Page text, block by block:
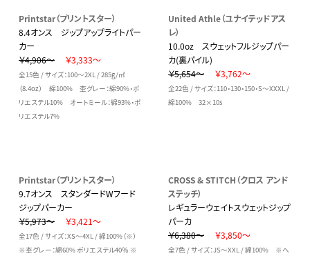
Printstar（プリントスター）
8.4オンス ジップアップライトパー
カー
￥4,906～
￥3,333～
全15色 / サイズ：100～2XL / 285g/㎡
（8.4oz） 綿100% 杢グレー：綿90%・ポ
リエステル10% オートミール：綿93%・ポ
リエステル7%
United Athle（ユナイテッドアス
レ）
10.0oz スウェットフルジップパー
カ(裏パイル)
￥5,654～
￥3,762～
全22色 / サイズ：110・130・150・S～XXXL /
綿100% 32×10s
Printstar（プリントスター）
9.7オンス スタンダードWフード
ジップパーカー
￥5,973～
￥3,421～
全17色 / サイズ：XS～4XL / 綿100%（※）
※杢グレー：綿60% ポリエステル40％ ※
CROSS & STITCH（クロス アンド
ステッチ）
レギュラーウェイトスウェットジップ
パーカ
￥6,380～
￥3,850～
全7色 / サイズ：JS～XXL / 綿100% ※ヘ